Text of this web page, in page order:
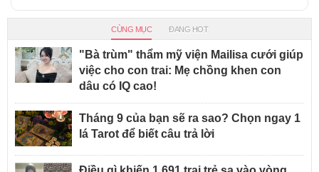
CÙNG MỤC ĐANG HOT
"Bà trùm" thẩm mỹ viện Mailisa cưới giúp
việc cho con trai: Mẹ chồng khen con
dâu có IQ cao!
Tháng 9 của bạn sẽ ra sao? Chọn ngay 1
lá Tarot để biết câu trả lời